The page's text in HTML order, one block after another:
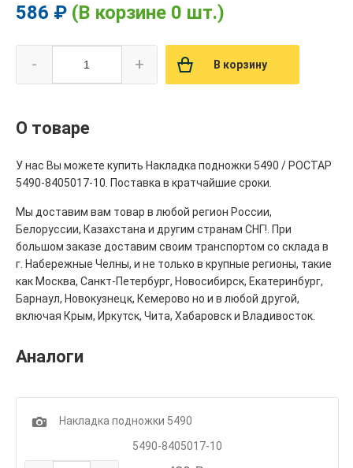
586 ₽ (В корзине 0 шт.)
- + В корзину
О товаре
У нас Вы можете купить Накладка подножки 5490 / РОСТАР
5490-8405017-10. Поставка в кратчайшие сроки.
Мы доставим вам товар в любой регион России,
Белоруссии, Казахстана и другим странам СНГ!. При
большом заказе доставим своим транспортом со склада в
г. Набережные Челны, и не только в крупные регионы, такие
как Москва, Санкт-Петербург, Новосибирск, Екатеринбург,
Барнаул, Новокузнецк, Кемерово но и в любой другой,
включая Крым, Иркутск, Чита, Хабаровск и Владивосток.
Аналоги
1
Накладка подножки 5490
5490-8405017-10